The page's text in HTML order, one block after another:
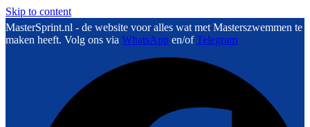
Skip to content
MasterSprint.nl - de website voor alles wat met Masterszwemmen te
maken heeft. Volg ons via WhatsApp en/ofTelegram